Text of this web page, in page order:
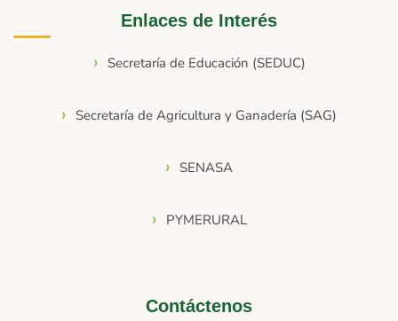
Enlaces de Interés
Secretaría de Educación (SEDUC)
Secretaría de Agricultura y Ganadería (SAG)
SENASA
PYMERURAL
Contáctenos